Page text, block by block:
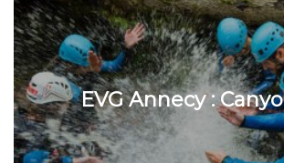
EVG Annecy :